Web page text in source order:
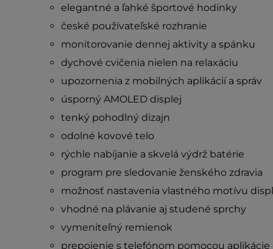
elegantné a ľahké športové hodinky
české používateľské rozhranie
monitorovanie dennej aktivity a spánku
dychové cvičenia nielen na relaxáciu
upozornenia z mobilných aplikácií a správ
úsporný AMOLED displej
tenký pohodlný dizajn
odolné kovové telo
rýchle nabíjanie a skvelá výdrž batérie
program pre sledovanie ženského zdravia
možnosť nastavenia vlastného motívu
vhodné na plávanie aj studené sprchy
vymeniteľný remienok
prepojenie s telefónom pomocou aplikácie